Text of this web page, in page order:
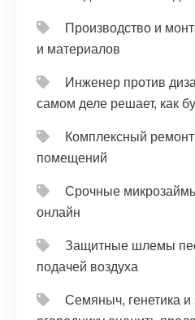
Производство и
и материалов
Инженер против
самом деле решает, как
Комплексный ремонт
помещений
Срочные
онлайн
Защитные шлемы
подачей воздуха
Семяныч, генетика